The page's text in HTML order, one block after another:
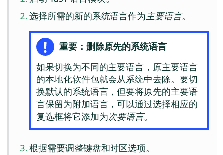
选择所需的新的系统语言作为主要语言。
重要：删除原先的系统语言
如果切换为不同的主要语言，原主要语言
的本地化软件包就会从系统中去除。要切
换默认的系统语言，但要将原先的主要语
言保留为附加语言，可以通过选择相应的
复选框将它添加为次要语言。
根据需要调整键盘和时区选项。